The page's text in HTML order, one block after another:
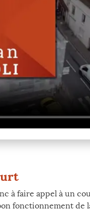
à faire appel à un
fonctionnement